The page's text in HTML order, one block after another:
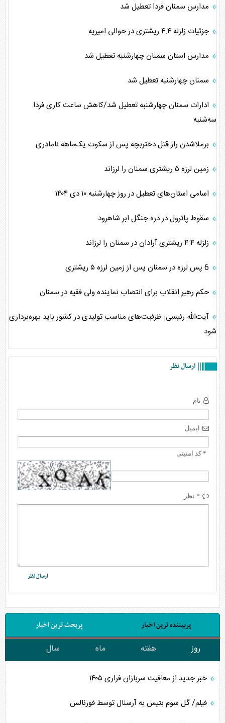
مدارس سمنان فردا تعطیل شد
جزئیات زلزله ۴.۴ ریشتری در حوالی امیریه
مدارس استان سمنان چهارشنبه تعطیل شد
سمنان چهارشنبه تعطیل شد
ادارات سمنان چهارشنبه تعطیل شد/کاهش ساعت کاری فردا
سه‌شنبه
برملاشدن راز قتل دختربچه پس از سکوت یک‌ماهه نامادری
زمین لرزه ۵ ریشتری سمنان را لرزاند
اسامی استان‌های تعطیل در روز چهارشنبه ۱۰ دی ۱۴۰۴
سقوط پاترول در دره جنگل ابر شاهرود
زلزله ۴.۴ ریشتری آرادان در سمنان را لرزاند
حکم رهبر انقلاب برای انتصاب نماینده ولی فقیه در سمنان
آیت‌الله رئیسی: ظرفیت‌های مناسب تولیدی در کشور باید بهره‌برداری
شود
ارسال نظر
نام
ایمیل
* کد امنیتی
* نظر
پربیننده ترین اخبار پربحث ترین اخبار
روز هفته ماه سال
خبر جدید از معافیت سربازان فراری ۱۴۰۵
فیلم/ گل سوم بتیس به آرسنال توسط فورنالس